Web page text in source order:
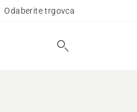
Odaberite trgovca